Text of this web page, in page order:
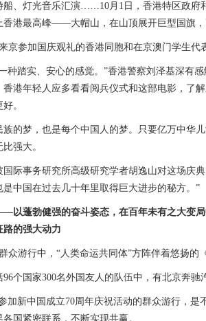
灯光音乐汇演……10月1日，香港特区政府
香港最高峰——大帽山，在山顶展开巨型国旗，
参加国庆观礼的香港同胞和在京澳门学生代
踏实、安心的感觉。”香港警察刘泽基深有感
香港年轻人应多看看阅兵仪式和这部电影，了
。
梦，也是每个中国人的梦。只要亿万中华儿
强大。
事务研究所高级研究学者胡逸山对这场庆典
是中国在过去几十年里取得巨大进步的秘方。”
以蓬勃健强的奋斗姿态，在百年未有之大变
路的强大动力
游行中，“人类命运共同体”方阵伴着悠扬的
国家300名外国友人的队伍中，有北京奔驰
新中国成立70周年庆祝活动的群众游行，是
各国紧密联系，不断实现共赢。